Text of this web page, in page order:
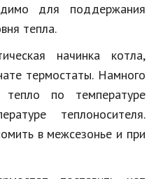
для поддержания
тепла.
начинка котла,
термостаты. Намного
тепло по температуре
теплоносителя.
в межсезонье и при